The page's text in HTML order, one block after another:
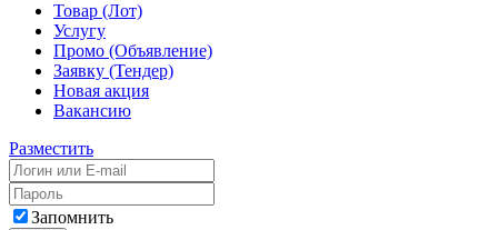
Товар (Лот)
Услугу
Промо (Объявление)
Заявку (Тендер)
Новая акция
Вакансию
Разместить
Запомнить